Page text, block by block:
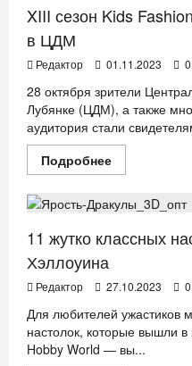
фонд
«Линия
Pinskiy&Co
представили
добрый
десерт
XIII сезон Kids
в ЦДМ
Редактор 01.11.2023 0
28 октября зрители
Лубянке (ЦДМ), а также
аудитория стали
ПодробнееПрочитать
больше
сезон
Fashion
Week:
в
ЦДМ
ДЕТИ ДОСУГ
11 жутко классных
Хэллоуина
Редактор 27.10.2023 0
Для любителей ужастиков
настолок, которые вышли в
Hobby World — вы...